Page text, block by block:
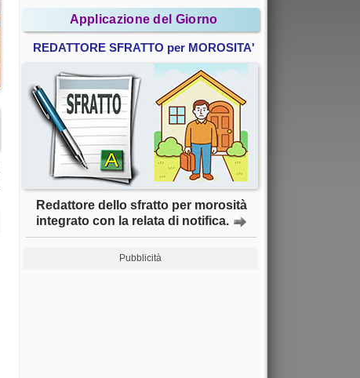
Applicazione del Giorno
REDATTORE SFRATTO per MOROSITA'
Redattore dello sfratto per morosità
integrato con la relata di notifica.
Pubblicità